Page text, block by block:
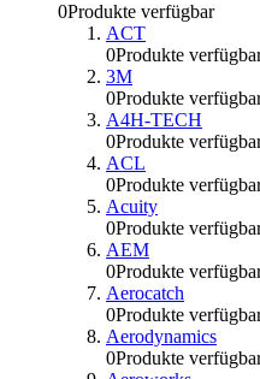
0Produkte verfügbar
ACT
0Produkte
3M
0Produkte
A4H-TECH
0Produkte
ACL
0Produkte
Acuity
0Produkte
AEM
0Produkte
Aerocatch
0Produkte
Aerodynamics
0Produkte